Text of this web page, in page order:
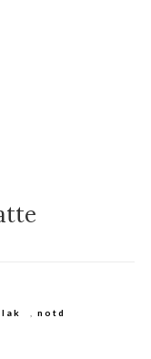
, notd